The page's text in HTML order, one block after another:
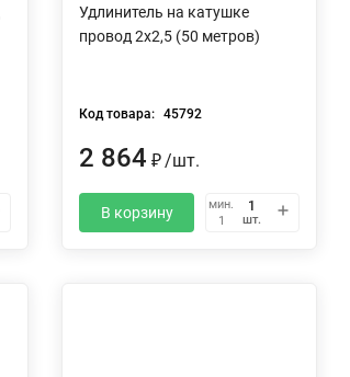
Удлинитель на катушке
провод 2х2,5 (50 метров)
Код товара: 45792
2 864 ₽ /шт.
В корзину
мин.
1
шт.